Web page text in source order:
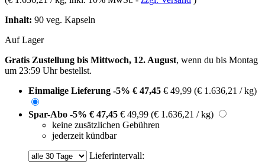
Inhalt: 90 veg. Kapseln
Auf Lager
Gratis Zustellung bis Mittwoch, 12. August, wenn du bis Montag
um 23:59 Uhrbestellst.
Einmalige Lieferung -5% € 47,45 € 49,99 (€ 1.636,21 / kg)
Spar-Abo -5% € 47,45 € 49,99 (€ 1.636,21 / kg)
keine zusätzlichen Gebühren
jederzeit kündbar
Lieferintervall: